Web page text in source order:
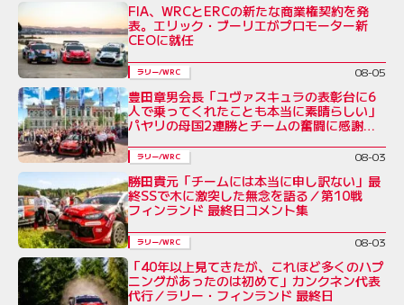
FIA、WRCとERCの新たな商業権契約を発
表。エリック・ブーリエがプロモーター新
CEOに就任
ラリー/WRC 08-05
豊田章男会長「ユヴァスキュラの表彰台に6
人で乗ってくれたことも本当に素晴らしい」
パヤリの母国2連勝とチームの奮闘に感謝を
ラリー/WRC 08-03
勝田貴元「チームには本当に申し訳ない」最
終SSで木に激突した無念を語る／第10戦
フィンランド 最終日コメント集
ラリー/WRC 08-03
「40年以上見てきたが、これほど多くのハプ
ニングがあったのは初めて」カンクネン代表
代行／ラリー・フィンランド 最終日